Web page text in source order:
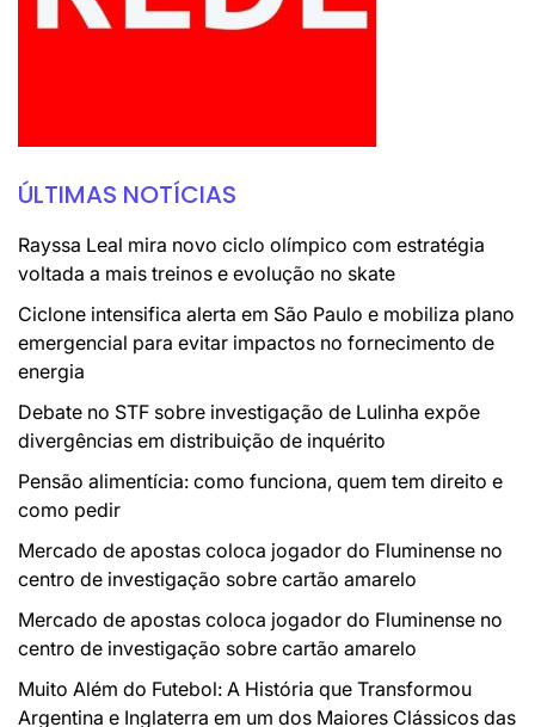
ÚLTIMAS NOTÍCIAS
Rayssa Leal mira novo ciclo olímpico com estratégia
voltada a mais treinos e evolução no skate
Ciclone intensifica alerta em São Paulo e mobiliza plano
emergencial para evitar impactos no fornecimento de
energia
Debate no STF sobre investigação de Lulinha expõe
divergências em distribuição de inquérito
Pensão alimentícia: como funciona, quem tem direito e
como pedir
Mercado de apostas coloca jogador do Fluminense no
centro de investigação sobre cartão amarelo
Mercado de apostas coloca jogador do Fluminense no
centro de investigação sobre cartão amarelo
Muito Além do Futebol: A História que Transformou
Argentina e Inglaterra em um dos Maiores Clássicos das